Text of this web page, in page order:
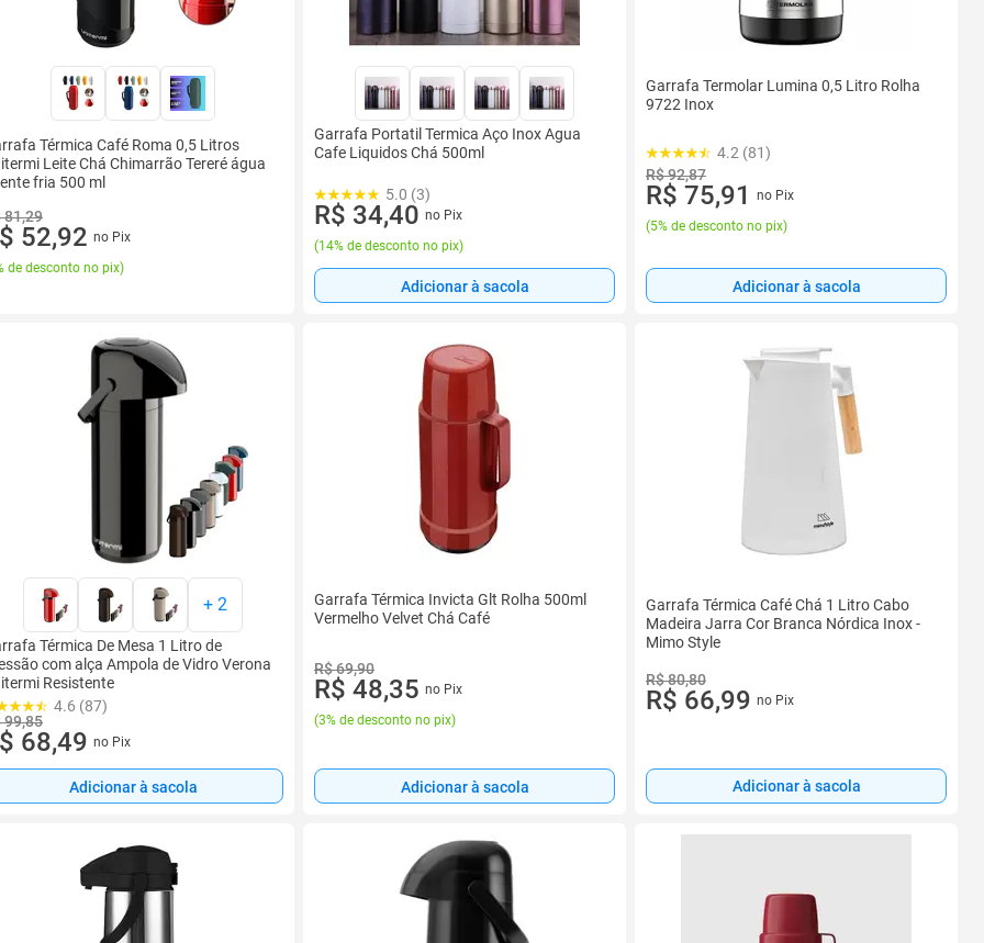
Térmica Café Roma 0,5 Litros
Leite Chá Chimarrão Tereré água
fria 500 ml
81,29
52,92 no Pix
de desconto no pix)
Garrafa Portatil Termica Aço Inox Agua
Cafe Liquidos Chá 500ml
5.0 (3)
R$ 34,40 no Pix
(14% de desconto no pix)
Adicionar à sacola
Garrafa Termolar Lumina 0,5 Litro Rolha
9722 Inox
4.2 (81)
R$ 92,87
R$ 75,91
no Pix
(5% de desconto no pix)
Adicionar à sacola
+ 2
Térmica De Mesa 1 Litro de
com alça Ampola de Vidro Verona
Resistente
4.6 (87)
99,85
68,49 no Pix
Adicionar à sacola
Garrafa Térmica Invicta Glt Rolha 500ml
Vermelho Velvet Chá Café
R$ 69,90
R$ 48,35 no Pix
(3% de desconto no pix)
Adicionar à sacola
Garrafa Térmica Café Chá 1 Litro Cabo
Madeira Jarra Cor Branca Nórdica Inox -
Mimo Style
R$ 80,80
R$ 66,99 no Pix
Adicionar à sacola